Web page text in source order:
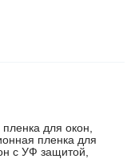
для окон,
пленка для
с УФ защитой,